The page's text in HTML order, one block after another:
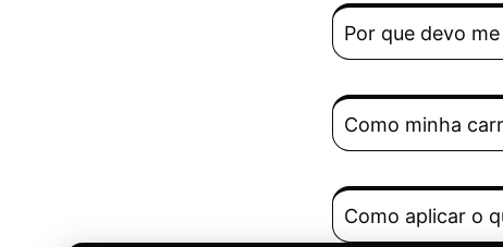
Por que devo
Como minha
Como aplicar o